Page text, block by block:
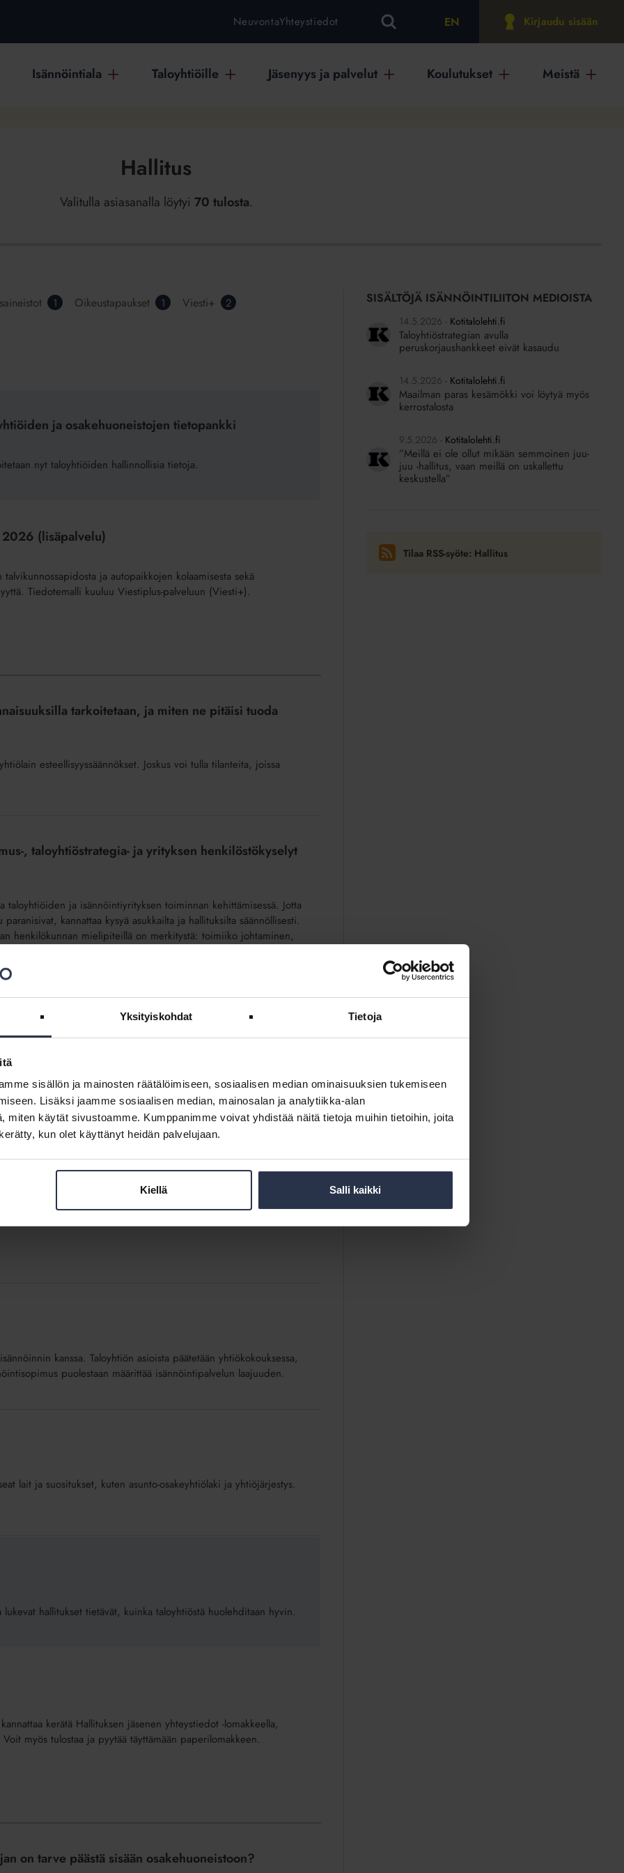
Yksityiskohdat Tietoja
sisällön ja mainosten räätälöimiseen, sosiaalisen median ominaisuuksien tukemiseen
Lisäksi jaamme sosiaalisen median, mainosalan ja analytiikka-alan
miten käytät sivustoamme. Kumppanimme voivat yhdistää näitä tietoja muihin tietoihin, joita
kun olet käyttänyt heidän palvelujaan.
Kiellä Salli kaikki
NeuvontaYhteystiedot EN Kirjaudu sisään
Isännöintiala Taloyhtiöille Jäsenyys ja palvelut Koulutukset Meistä
Hallitus
Valitulla asiasanalla löytyi 70 tulosta.
1 Oikeustapaukset 1 Viesti+ 2
ja osakehuoneistojen tietopankki
nyt taloyhtiöiden hallinnollisia tietoja.
(lisäpalvelu)
ja autopaikkojen kolaamisesta sekä
Tiedotemalli kuuluu Viestiplus-palveluun (Viesti+).
tarkoitetaan, ja miten ne pitäisi tuoda
esteellisyyssäännökset. Joskus voi tulla tilanteita, joissa
, taloyhtiöstrategia- ja yrityksen henkilöstökyselyt
ja isännöintiyrityksen toiminnan kehittämisessä. Jotta
kannattaa kysyä asukkailta ja hallituksilta säännöllisesti.
henkilökunnan mielipiteillä on merkitystä: toimiiko johtaminen,
managed? (Miten taloyhtiötä johdetaan?)
ja päätöksenteosta. Tiedotemalli kuuluu Viestiplus-palveluun
kanssa. Taloyhtiön asioista päätetään yhtiökokouksessa,
puolestaan määrittää isännöintipalvelun laajuuden.
lait ja suositukset, kuten asunto-osakeyhtiölaki ja yhtiöjärjestys.
hallitukset tietävät, kuinka taloyhtiöstä huolehditaan hyvin.
kerätä Hallituksen jäsenen yhteystiedot -lomakkeella,
myös tulostaa ja pyytää täyttämään paperilomakkeen.
on tarve päästä sisään osakehuoneistoon?
SISÄLTÖJÄ ISÄNNÖINTILIITON MEDIOISTA
14.5.2026 Kotitalolehti.fi
Taloyhtiöstrategian avulla
peruskorjaushankkeet eivät kasaudu
14.5.2026 Kotitalolehti.fi
Maailman paras kesämökki voi löytyä myös
kerrostalosta
9.5.2026 Kotitalolehti.fi
”Meillä ei ole ollut mikään semmoinen juu-
juu -hallitus, vaan meillä on uskallettu
keskustella”
Tilaa RSS-syöte: Hallitus